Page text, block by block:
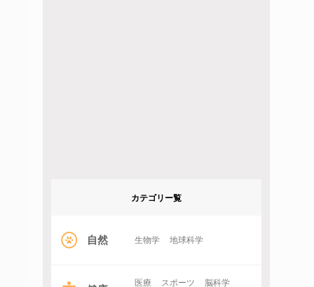
カテゴリー覧
自然 生物学 地球科学
医療 スポーツ 脳科学